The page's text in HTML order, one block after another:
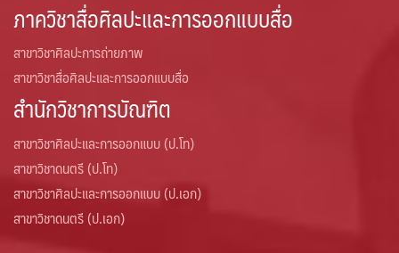
ภาควิชาสื่อศิลปะและการออกแบบสื่อ
สาขาวิชาศิลปะการถ่ายภาพ
สาขาวิชาสื่อศิลปะและการออกแบบสื่อ
สำนักวิชาการบัณฑิต
สาขาวิชาศิลปะและการออกแบบ (ป.โท)
สาขาวิชาดนตรี (ป.โท)
สาขาวิชาศิลปะและการออกแบบ (ป.เอก)
สาขาวิชาดนตรี (ป.เอก)